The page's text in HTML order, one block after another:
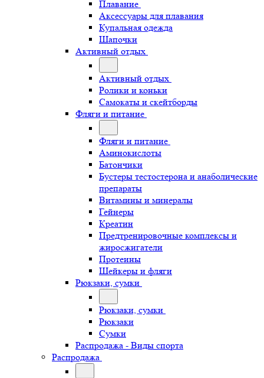
Плавание
Аксессуары для плавания
Купальная одежда
Шапочки
Активный отдых
Активный отдых
Ролики и коньки
Самокаты и скейтборды
Фляги и питание
Фляги и питание
Аминокислоты
Батончики
Бустеры тестостерона и анаболические
препараты
Витамины и минералы
Гейнеры
Креатин
Предтренировочные комплексы и
жиросжигатели
Протеины
Шейкеры и фляги
Рюкзаки, сумки
Рюкзаки, сумки
Рюкзаки
Сумки
Распродажа - Виды спорта
Распродажа